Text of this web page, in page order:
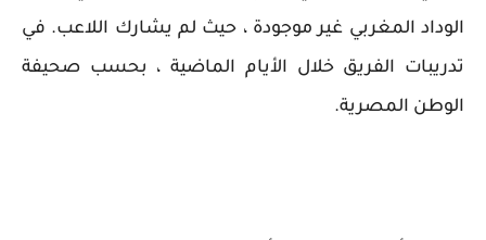
الوداد المغربي غير موجودة ، حيث لم يشارك اللاعب. في
تدريبات الفريق خلال الأيام الماضية ، بحسب صحيفة
الوطن المصرية.